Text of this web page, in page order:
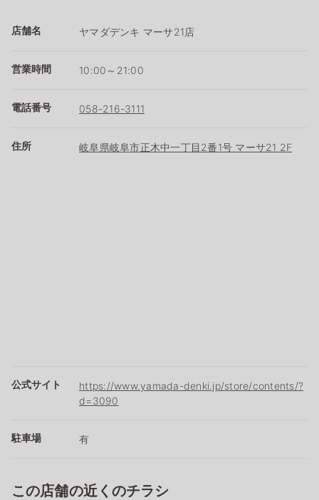
店舗名 ヤマダデンキ マーサ21店
営業時間 10:00～21:00
電話番号 058-216-3111
住所 岐阜県岐阜市正木中一丁目2番1号 マーサ21 2F
公式サイト
https://www.yamada-denki.jp/store/contents/?
d=3090
駐車場 有
この店舗の近くのチラシ